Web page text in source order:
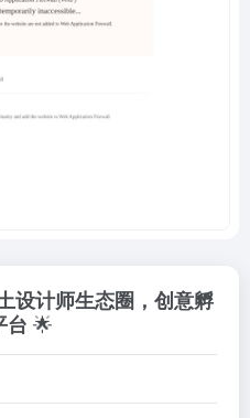
设计师生态圈，创意孵
台 🌟